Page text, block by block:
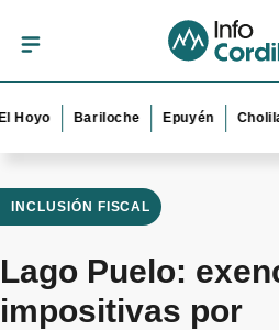
Bariloche Epuyén Cholila
INCLUSIÓN FISCAL
Lago Puelo:
impositivas por